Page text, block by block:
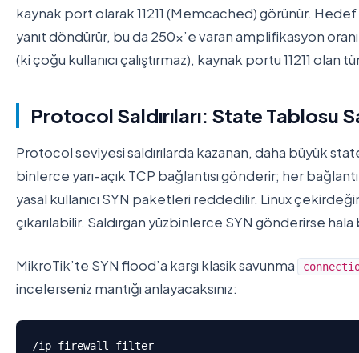
kaynak port olarak 11211 (Memcached) görünür. Hedef
yanıt döndürür, bu da 250x’e varan amplifikasyon
(ki çoğu kullanıcı çalıştırmaz), kaynak portu 11211
Protocol Saldırıları: State Tablosu
Protocol seviyesi saldırılarda kazanan, daha büyük
binlerce yarı-açık TCP bağlantısı gönderir; her
yasal kullanıcı SYN paketleri reddedilir. Linux
çıkarılabilir. Saldırgan yüzbinlerce SYN gönderirse hala
MikroTik’te SYN flood’a karşı klasik savunma
incelerseniz mantığı anlayacaksınız:
/ip firewall filter